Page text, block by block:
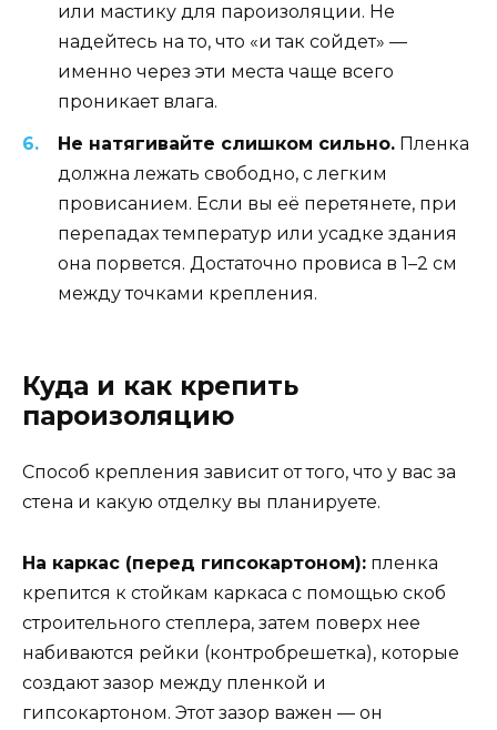
или мастику для пароизоляции. Не
надейтесь на то, что «и так сойдет» —
именно через эти места чаще всего
проникает влага.
Не натягивайте слишком сильно. Пленка
должна лежать свободно, с легким
провисанием. Если вы её перетянете, при
перепадах температур или усадке здания
она порвется. Достаточно провиса в 1–2 см
между точками крепления.
Куда и как крепить
пароизоляцию
Способ крепления зависит от того, что у вас за
стена и какую отделку вы планируете.
На каркас (перед гипсокартоном): пленка
крепится к стойкам каркаса с помощью скоб
строительного степлера, затем поверх нее
набиваются рейки (контробрешетка), которые
создают зазор между пленкой и
гипсокартоном. Этот зазор важен — он